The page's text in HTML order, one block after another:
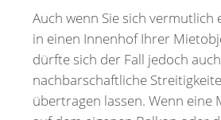
Auch wenn Sie sich vermutlich
in einen Innenhof Ihrer
dürfte sich der Fall jedoch
nachbarschaftliche
übertragen lassen. Wenn eine